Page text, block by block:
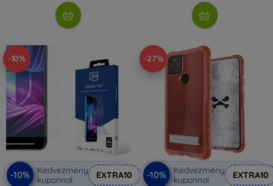
-10%
-10%
Kedvezmény
kuponnal
EXTRA10
-27%
-10%
Kedvezmény
kuponnal
EXTRA10